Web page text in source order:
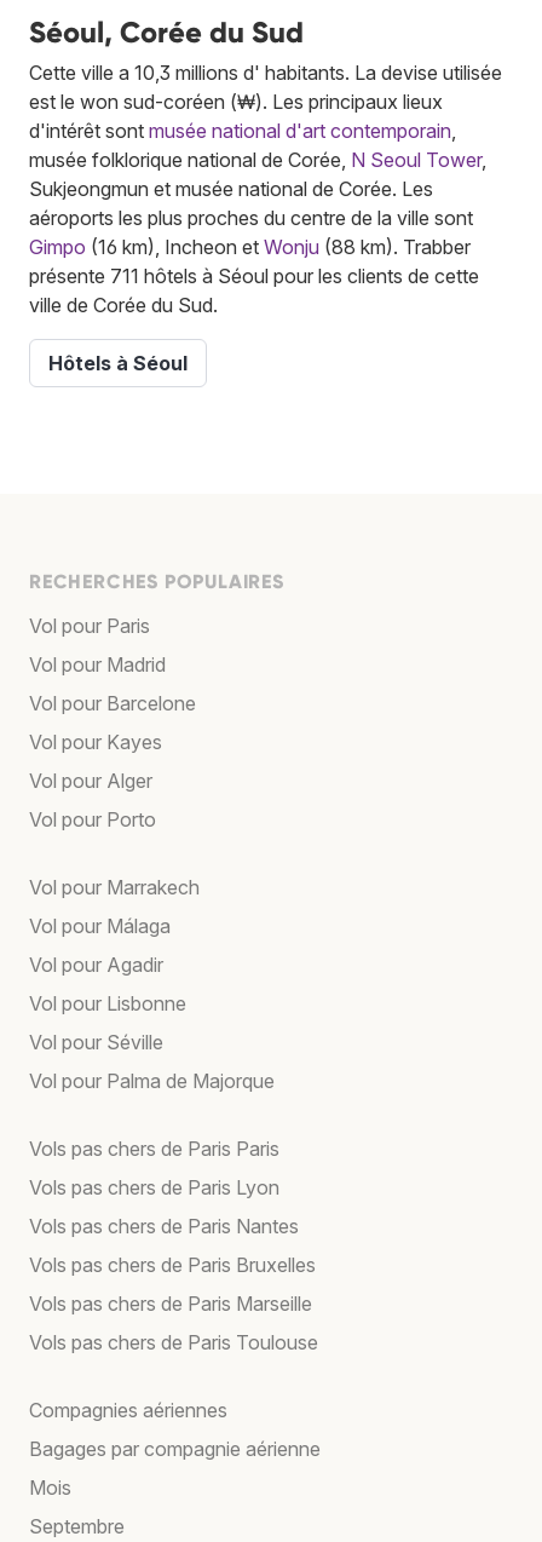
Séoul, Corée du Sud
Cette ville a 10,3 millions d' habitants. La devise utilisée
est le won sud-coréen (₩). Les principaux lieux
d'intérêt sont musée national d'art contemporain
musée folklorique national de Corée, N Seoul Tower,
Sukjeongmun et musée national de Corée. Les
aéroports les plus proches du centre de la ville sont
Gimpo (16 km), Incheon et Wonju (88 km). Trabber
présente 711 hôtels à Séoul pour les clients de cette
ville de Corée du Sud.
Hôtels à Séoul
RECHERCHES POPULAIRES
Vol pour Paris
Vol pour Madrid
Vol pour Barcelone
Vol pour Kayes
Vol pour Alger
Vol pour Porto
Vol pour Marrakech
Vol pour Málaga
Vol pour Agadir
Vol pour Lisbonne
Vol pour Séville
Vol pour Palma de Majorque
Vols pas chers de Paris Paris
Vols pas chers de Paris Lyon
Vols pas chers de Paris Nantes
Vols pas chers de Paris Bruxelles
Vols pas chers de Paris Marseille
Vols pas chers de Paris Toulouse
Compagnies aériennes
Bagages par compagnie aérienne
Mois
Septembre